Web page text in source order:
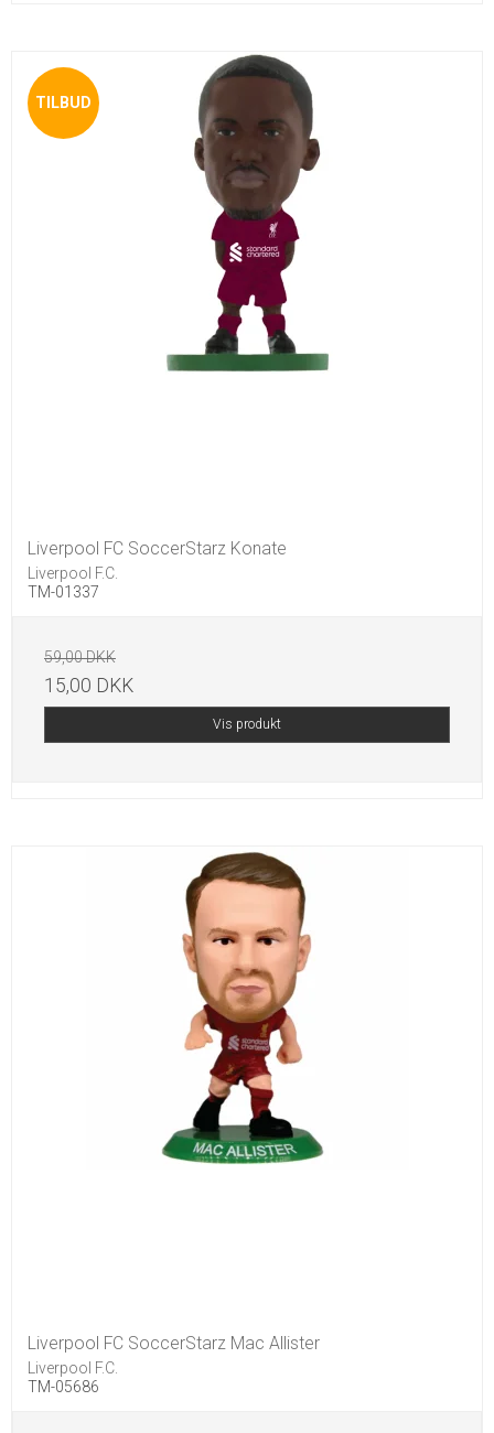
TILBUD
Liverpool FC SoccerStarz Konate
Liverpool F.C.
TM-01337
59,00 DKK
15,00 DKK
Vis produkt
Liverpool FC SoccerStarz Mac Allister
Liverpool F.C.
TM-05686